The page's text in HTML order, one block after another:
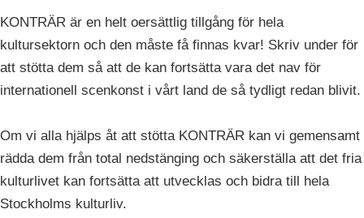
KONTRÄR är en helt oersättlig tillgång för hela
kultursektorn och den måste få finnas kvar! Skriv under för
att stötta dem så att de kan fortsätta vara det nav för
internationell scenkonst i vårt land de så tydligt redan blivit.
Om vi alla hjälps åt att stötta KONTRÄR kan vi gemensamt
rädda dem från total nedstänging och säkerställa att det fria
kulturlivet kan fortsätta att utvecklas och bidra till hela
Stockholms kulturliv.